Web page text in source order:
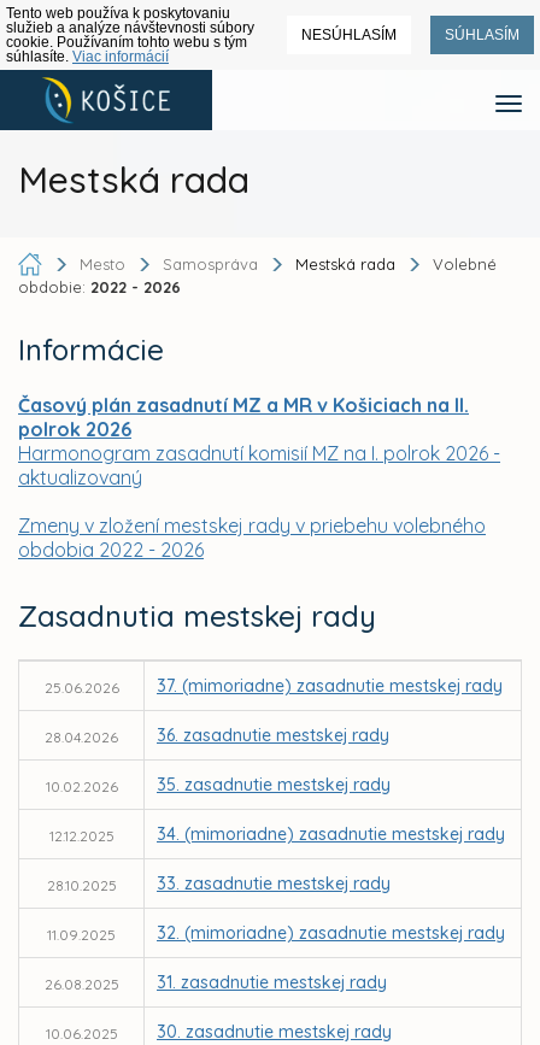
Tento web používa k poskytovaniu
služieb a analýze návštevnosti súbory
cookie. Používaním tohto webu s tým
súhlasíte. Viac informácií
NESÚHLASÍM SÚHLASÍM
Mestská rada
Mesto Samospráva Mestská rada
Volebné
obdobie: 2022 - 2026
Informácie
Časový plán zasadnutí MZ a MR v Košiciach na II.
polrok 2026
Harmonogram zasadnutí komisií MZ na I. polrok 2026 -
aktualizovaný
Zmeny v zložení mestskej rady v priebehu volebného
obdobia 2022 - 2026
Zasadnutia mestskej rady
25.06.2026 37. (mimoriadne) zasadnutie mestskej rady
28.04.2026 36. zasadnutie mestskej rady
10.02.2026 35. zasadnutie mestskej rady
12.12.2025 34. (mimoriadne) zasadnutie mestskej rady
28.10.2025 33. zasadnutie mestskej rady
11.09.2025 32. (mimoriadne) zasadnutie mestskej rady
26.08.2025 31. zasadnutie mestskej rady
10.06.2025 30. zasadnutie mestskej rady